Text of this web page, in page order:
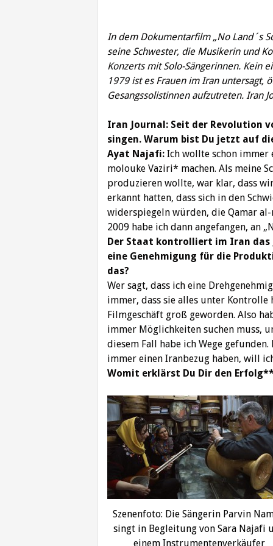
In dem Dokumentarfilm „No Land´s
seine Schwester, die Musikerin und
Konzerts mit Solo-Sängerinnen. Kein
1979 ist es Frauen im Iran untersagt,
Gesangssolistinnen aufzutreten. Iran
Iran Journal: Seit der Revolution
singen. Warum bist Du jetzt auf
Ayat Najafi: Ich wollte schon immer
molouke Vaziri* machen. Als meine
produzieren wollte, war klar, dass
erkannt hatten, dass sich in den
widerspiegeln würden, die Qamar
2009 habe ich dann angefangen, an
Der Staat kontrolliert im Iran das
eine Genehmigung für die
das?
Wer sagt, dass ich eine
immer, dass sie alles unter
Filmgeschäft groß geworden. Also
immer Möglichkeiten suchen muss,
diesem Fall habe ich Wege
immer einen Iranbezug haben, will
Womit erklärst Du Dir den
Szenenfoto: Die Sängerin Parvin
singt in Begleitung von Sara Najafi
einem Instrumentenverkäufer